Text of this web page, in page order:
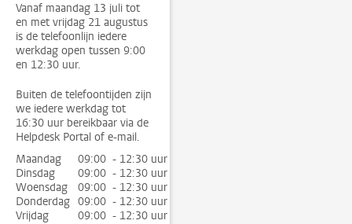
Vanaf maandag 13 juli tot
en met vrijdag 21 augustus
is de telefoonlijn iedere
werkdag open tussen 9:00
en 12:30 uur.
Buiten de telefoontijden zijn
we iedere werkdag tot
16:30 uur bereikbaar via de
Helpdesk Portal of e-mail.
Maandag
09:00 - 12:30 uur
Dinsdag
09:00 - 12:30 uur
Woensdag
09:00 - 12:30 uur
Donderdag 09:00 - 12:30 uur
Vrijdag
09:00 - 12:30 uur